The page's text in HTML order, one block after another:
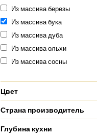
Из массива березы
Из массива бука
Из массива дуба
Из массива ольхи
Из массива сосны
Цвет
Страна производитель
Глубина кухни